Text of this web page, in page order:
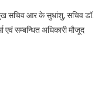
सचिव आर के सुधांशु, सचिव डॉ.
एवं सम्बन्धित अधिकारी मौजूद